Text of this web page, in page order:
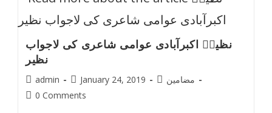
نظیرؔ اکبرآبادی عوامی شاعری کی لاجواب
نظیر
admin January 24, 2019
مضامین
0 Comments